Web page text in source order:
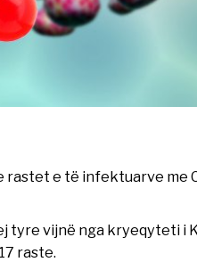
rastet e të infektuarve me
tyre vijnë nga kryeqyteti i
raste.